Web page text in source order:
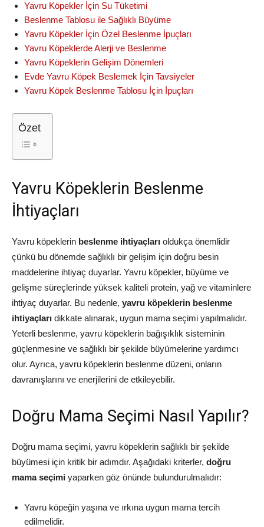
Yavru Köpekler İçin Su Tüketimi
Beslenme Tablosu ile Sağlıklı Büyüme
Yavru Köpekler İçin Özel Beslenme İpuçları
Yavru Köpeklerde Alerji ve Beslenme
Yavru Köpeklerin Gelişim Dönemleri
Evde Yavru Köpek Beslemek İçin Tavsiyeler
Yavru Köpek Beslenme Tablosu İçin İpuçları
Özet
Yavru Köpeklerin Beslenme
İhtiyaçları
Yavru köpeklerin beslenme ihtiyaçları oldukça önemlidir
çünkü bu dönemde sağlıklı bir gelişim için doğru besin
maddelerine ihtiyaç duyarlar. Yavru köpekler, büyüme ve
gelişme süreçlerinde yüksek kaliteli protein, yağ ve vitaminlere
ihtiyaç duyarlar. Bu nedenle, yavru köpeklerin beslenme
ihtiyaçları dikkate alınarak, uygun mama seçimi yapılmalıdır.
Yeterli beslenme, yavru köpeklerin bağışıklık sisteminin
güçlenmesine ve sağlıklı bir şekilde büyümelerine yardımcı
olur. Ayrıca, yavru köpeklerin beslenme düzeni, onların
davranışlarını ve enerjilerini de etkileyebilir.
Doğru Mama Seçimi Nasıl Yapılır?
Doğru mama seçimi, yavru köpeklerin sağlıklı bir şekilde
büyümesi için kritik bir adımdır. Aşağıdaki kriterler, doğru
mama seçimi yaparken göz önünde bulundurulmalıdır:
Yavru köpeğin yaşına ve ırkına uygun mama tercih
edilmelidir.